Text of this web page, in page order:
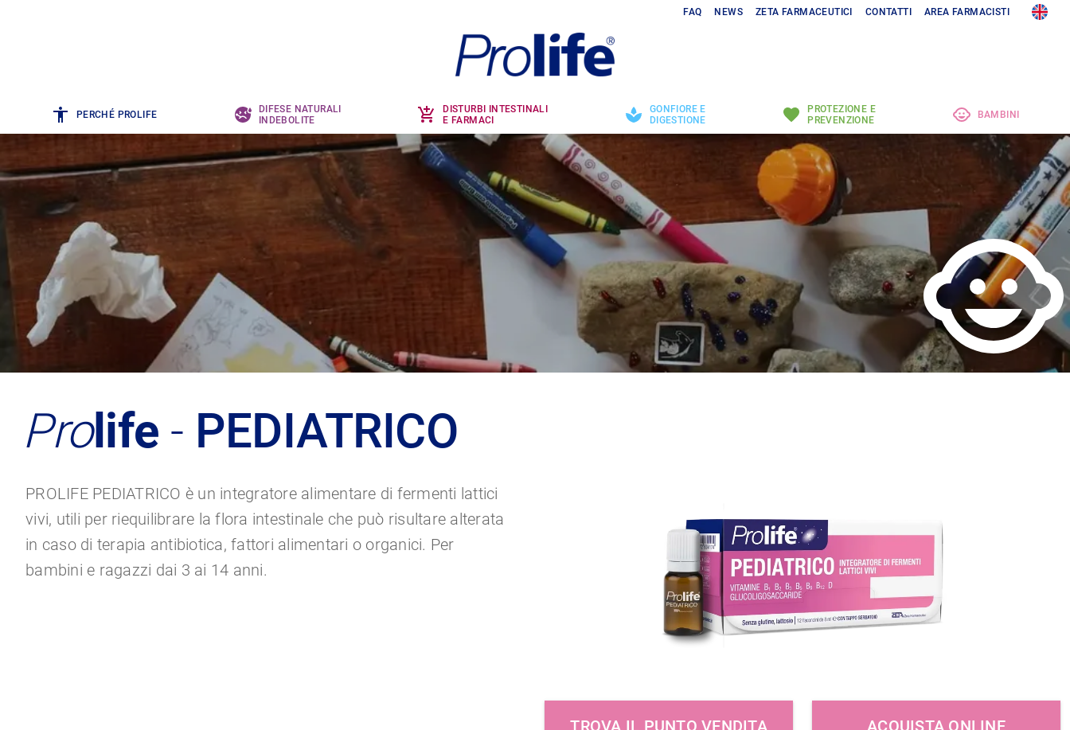
FAQ NEWS ZETA FARMACEUTICI CONTATTI AREA FARMACISTI
PERCHÉ PROLIFE
DIFESE NATURALI
INDEBOLITE
DISTURBI INTESTINALI
E FARMACI
GONFIORE E
DIGESTIONE
PROTEZIONE E
PREVENZIONE
BAMBINI
TROVA IL PUNTO VENDITA ACQUISTA ONLINE
Prolife - PEDIATRICO
PROLIFE PEDIATRICO è un integratore alimentare di fermenti lattici
vivi, utili per riequilibrare la flora intestinale che può risultare alterata
in caso di terapia antibiotica, fattori alimentari o organici. Per
bambini e ragazzi dai 3 ai 14 anni.